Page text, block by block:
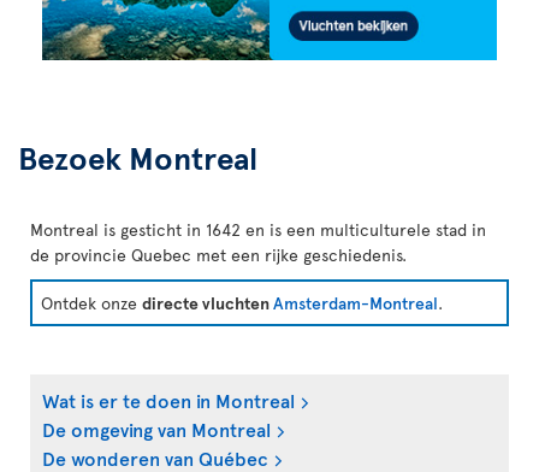
Bezoek Montreal
Montreal is gesticht in 1642 en is een multiculturele stad in
de provincie Quebec met een rijke geschiedenis.
Ontdek onze directe vluchtenAmsterdam-Montreal.
Wat is er te doen in Montreal
De omgeving van Montreal
De wonderen van Québec